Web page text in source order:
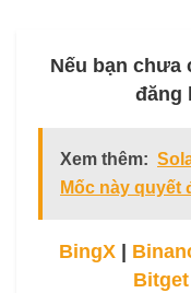
Nếu bạn chưa
đăng
Xem thêm:
Mốc này quyết
BingX
Bitget